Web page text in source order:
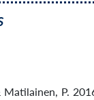
Matilainen, P.